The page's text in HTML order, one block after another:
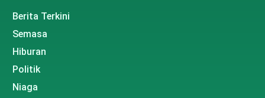
Berita Terkini
Semasa
Hiburan
Politik
Niaga